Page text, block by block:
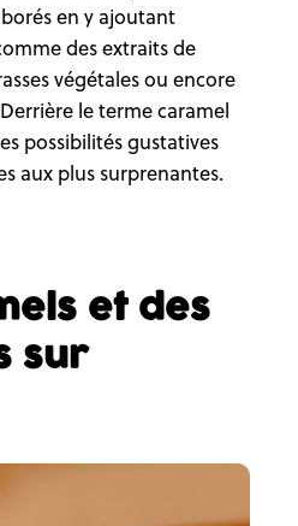
en y ajoutant
des extraits de
végétales ou encore
le terme caramel
possibilités gustatives
aux plus surprenantes.
et des
sur